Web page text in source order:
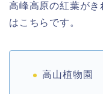
高峰高原の紅葉がき
はこちらです。
高山植物園